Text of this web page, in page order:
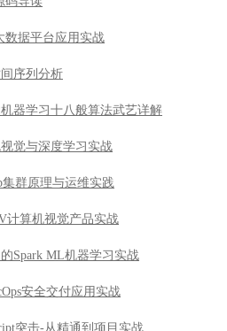
数据平台应用实战
间序列分析
机器学习十八般算法武艺详解
视觉与深度学习实战
集群原理与运维实践
计算机视觉产品实战
的Spark ML机器学习实战
安全交付应用实战
突击-从精通到项目实战